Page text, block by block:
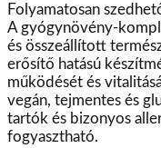
Folyamatosan
A gyógynövény-
és összeállított
erősítő hatású
működését és
vegán, tejmentes és
tartók és bizonyos
fogyasztható.